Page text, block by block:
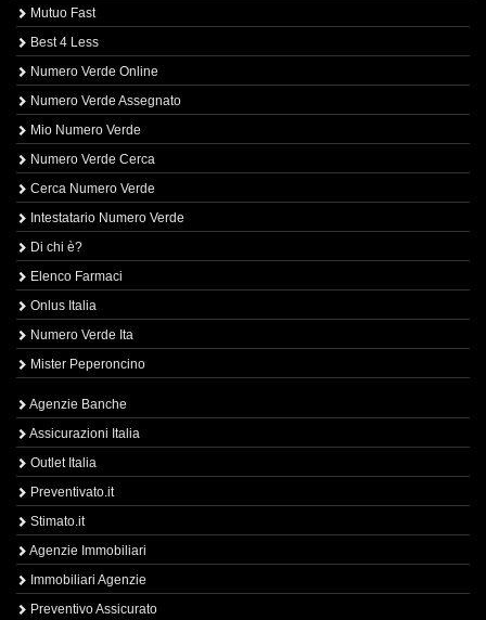
Mutuo Fast
Best 4 Less
Numero Verde Online
Numero Verde Assegnato
Mio Numero Verde
Numero Verde Cerca
Cerca Numero Verde
Intestatario Numero Verde
Di chi è?
Elenco Farmaci
Onlus Italia
Numero Verde Ita
Mister Peperoncino
Agenzie Banche
Assicurazioni Italia
Outlet Italia
Preventivato.it
Stimato.it
Agenzie Immobiliari
Immobiliari Agenzie
Preventivo Assicurato